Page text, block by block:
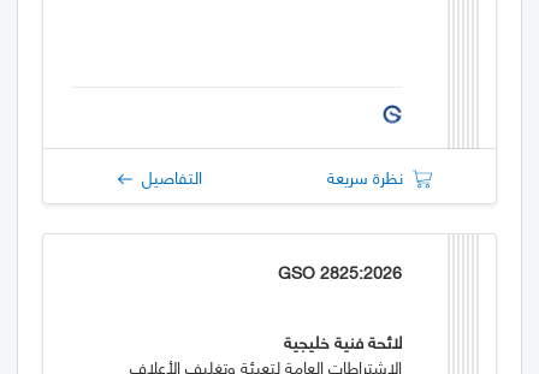
نظرة سريعة التفاصيل
GSO 2825:2026
لائحة فنية خليجية
الاشتراطات العامة لتعبئة وتغليف الأعلاف